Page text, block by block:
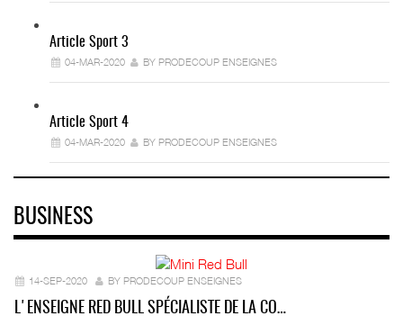
Article Sport 3
04-MAR-2020 BY PRODECOUP ENSEIGNES
Article Sport 4
04-MAR-2020 BY PRODECOUP ENSEIGNES
BUSINESS
14-SEP-2020 BY PRODECOUP ENSEIGNES
L'ENSEIGNE RED BULL SPÉCIALISTE DE LA CO…